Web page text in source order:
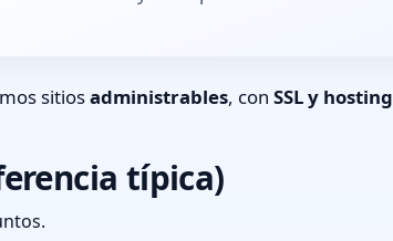
sitiosadministrables, con SSL y hosting
típica)